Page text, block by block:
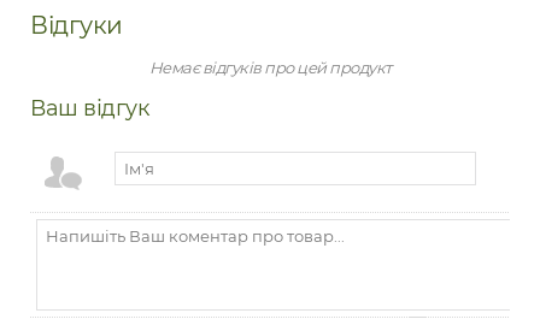
Відгуки
Немає відгуків про цей продукт
Ваш відгук